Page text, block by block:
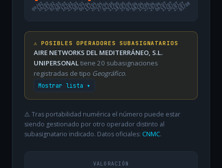
09/02
16/0223/0202/0309/0316/0323/0330/0306/0413/0420/0427/0404/0511/0518/0525/0501/0608/0615/0622/0629/0606/0713/0720/0727/07
03/08
⚠️ POSIBLES OPERADORES SUBASIGNATARIOS
AIRE NETWORKS DEL MEDITERRÁNEO, S.L.
UNIPERSONALtiene 20 subasignaciones
registradas de tipo Geográfico.
Mostrar lista ▾
⚠️ Tras portabilidad numérica el número puede estar
siendo gestionado por otro operador distinto al
subasignatario indicado. Datos oficiales: CNMC.
VALORACIÓN